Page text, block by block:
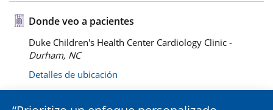
Donde veo a pacientes
Duke Children's Health Center Cardiology Clinic -
Durham, NC
Detalles de ubicación